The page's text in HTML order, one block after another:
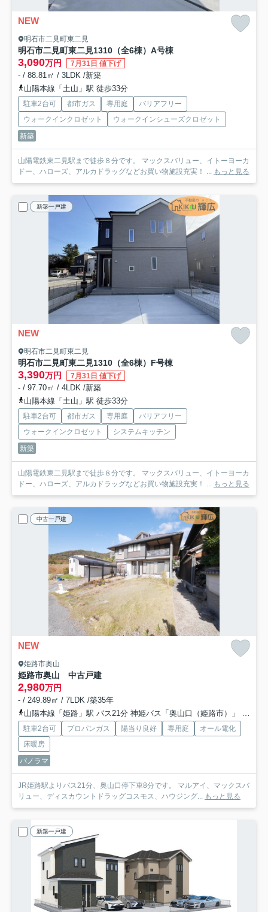
NEW
明石市二見町東二見
明石市二見町東二見1310（全6棟）A号棟
3,090万円 7月31日 値下げ
- / 88.81㎡ / 3LDK /新築
山陽本線「土山」駅 徒歩33分
駐車2台可 都市ガス 専用庭
バリアフリー
ウォークインクロゼット
ウォークインシューズクロゼット
新築
山陽電鉄東二見駅まで徒歩８分です。 マックスバリュー、イトーヨーカ
ドー、ハローズ、アルカドラッグなどお買い物施設充実！ ... もっと見る
新築一戸建
NEW
明石市二見町東二見
明石市二見町東二見1310（全6棟）F号棟
3,390万円 7月31日 値下げ
- / 97.70㎡ / 4LDK /新築
山陽本線「土山」駅 徒歩33分
駐車2台可 都市ガス 専用庭
バリアフリー
ウォークインクロゼット
システムキッチン
新築
山陽電鉄東二見駅まで徒歩８分です。 マックスバリュー、イトーヨーカ
ドー、ハローズ、アルカドラッグなどお買い物施設充実！ ... もっと見る
中古一戸建
NEW
姫路市奥山
姫路市奥山 中古戸建
2,980万円
- / 249.89㎡ / 7LDK /築35年
山陽本線「姫路」駅 バス21分 神姫バス「奥山口（姫路市）」 停歩8分
駐車2台可 プロパンガス 陽当り良好 専用庭
オール電化
床暖房
パノラマ
JR姫路駅よりバス21分、奥山口停下車8分です。 マルアイ、マックスバ
リュー、ディスカウントドラッグコスモス、ハウジング... もっと見る
新築一戸建